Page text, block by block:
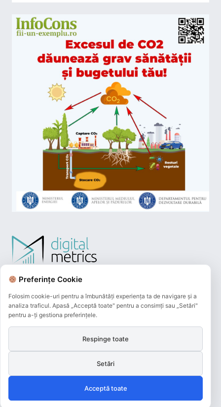
și beneficiază de 3D-Secure.
Preferințe Cookie
Folosim cookie-uri pentru a îmbunătăți experiența ta de navigare și a
analiza traficul. Apasă „Acceptă toate" pentru a consimți sau „Setări"
pentru a-ți gestiona preferințele.
Respinge toate
Setări
Acceptă toate